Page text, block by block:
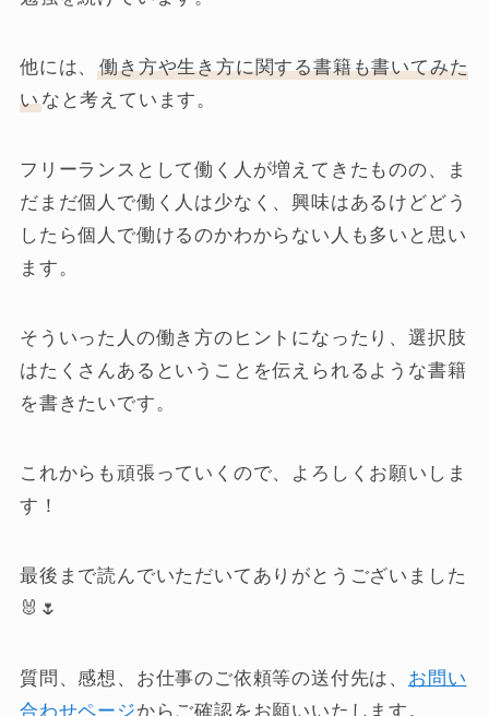
他には、働き方や生き方に関する書籍も書いてみた
いなと考えています。
フリーランスとして働く人が増えてきたものの、ま
だまだ個人で働く人は少なく、興味はあるけどどう
したら個人で働けるのかわからない人も多いと思い
ます。
そういった人の働き方のヒントになったり、選択肢
はたくさんあるということを伝えられるような書籍
を書きたいです。
これからも頑張っていくので、よろしくお願いしま
す！
最後まで読んでいただいてありがとうございました
🐰🌷
質問、感想、お仕事のご依頼等の送付先は、 お問い
合わせページからご確認をお願いいたします。